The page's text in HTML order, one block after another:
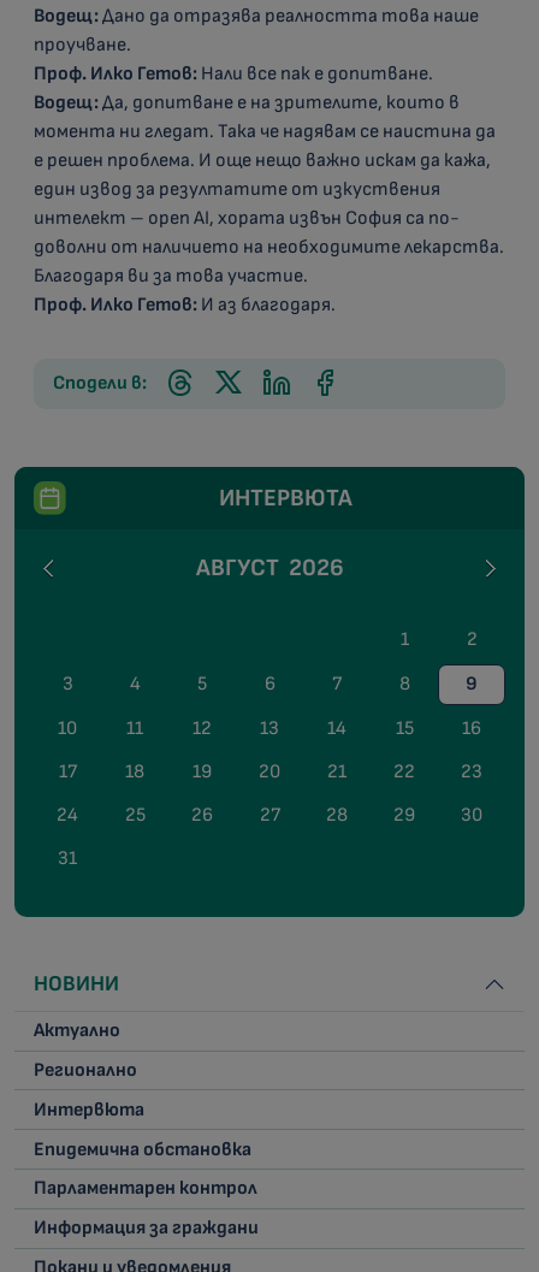
Водещ:Дано да отразява реалността това наше
проучване.
Проф. Илко Гетов: Нали все пак е допитване.
Водещ:Да, допитване е на зрителите, които в
момента ни гледат. Така че надявам се наистина да
е решен проблема. И още нещо важно искам да кажа,
един извод за резултатите от изкуствения
интелект – open AI, хората извън София са по-
доволни от наличието на необходимите лекарства.
Благодаря ви за това участие.
Проф. Илко Гетов: И аз благодаря.
Сподели в:
ИНТЕРВЮТА
АВГУСТ 2026
1
2
3
4 5 6 7 8
9
10
11 12 13 14 15
16
17
18 19 20 21 22
23
24
25 26 27 28 29
30
31
НОВИНИ
Актуално
Регионално
Интервюта
Епидемична обстановка
Парламентарен контрол
Информация за граждани